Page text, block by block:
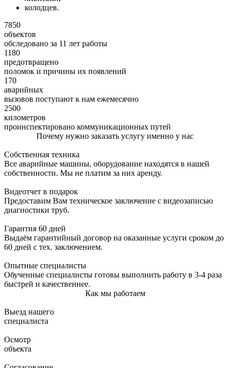
колодцев.
7850
объектов
обследовано за 11 лет работы
1180
предотвращено
поломок и причины их появлений
170
аварийных
вызовов поступают к нам ежемесячно
2500
километров
проинспектировано коммуникационных путей
Почему нужно заказать услугу именно у нас
Собственная техника
Все аварийные машины, оборудование находятся в нашей
собственности. Мы не платим за них аренду.
Видеотчет в подарок
Предоставим Вам техническое заключение с видеозаписью
диагностики труб.
Гарантия 60 дней
Выдаём гарантийный договор на оказанные услуги сроком до
60 дней с тех. заключением.
Опытные специалисты
Обученные специалисты готовы выполнить работу в 3-4 раза
быстрей и качественнее.
Как мы работаем
Выезд нашего
специалиста
Осмотр
объекта